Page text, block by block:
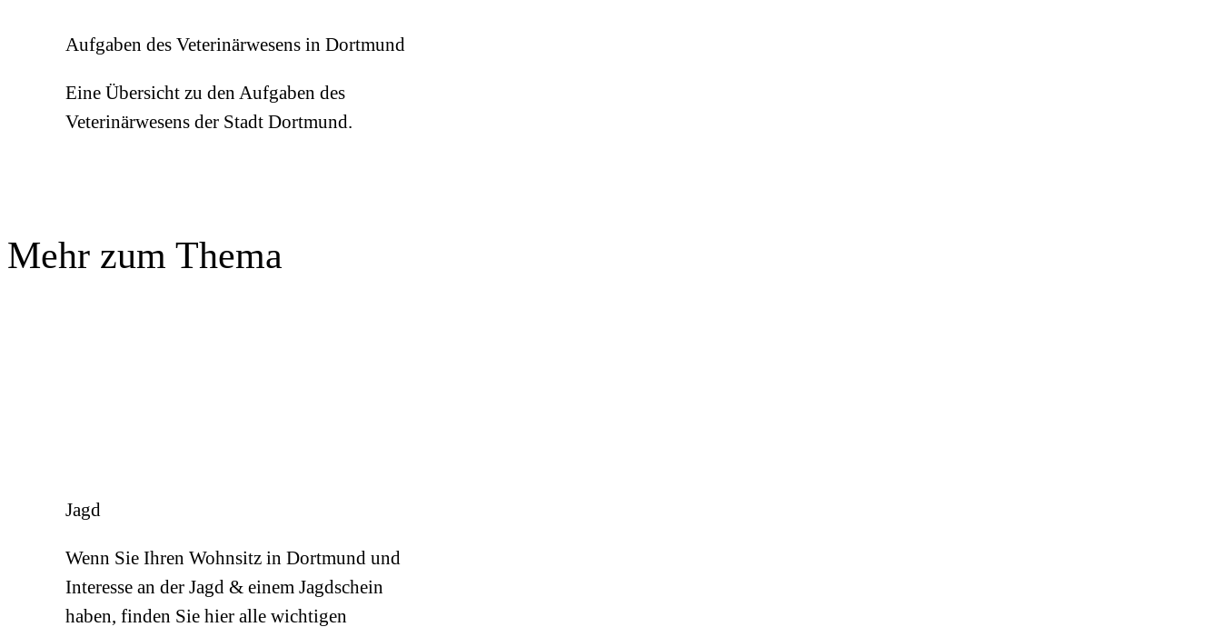
Aufgaben des Veterinärwesens in Dortmund
Eine Übersicht zu den Aufgaben des
Veterinärwesens der Stadt Dortmund.
Mehr zum Thema
Jagd
Wenn Sie Ihren Wohnsitz in Dortmund und
Interesse an der Jagd & einem Jagdschein
haben, finden Sie hier alle wichtigen